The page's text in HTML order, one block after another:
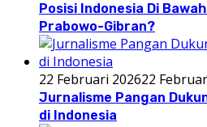
Posisi Indonesia Di
Prabowo-Gibran?
22 Februari 202622
Jurnalisme Pangan
di Indonesia